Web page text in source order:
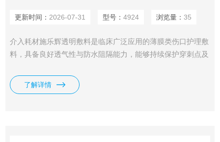
更新时间： 2026-07-31 型号： 4924 浏览量： 35
介入耗材施乐辉透明敷料是临床广泛应用的薄膜类伤口护理敷
料，具备良好透气性与防水阻隔能力，能够持续保护穿刺点及
针固定、浅表伤口防护。
了解详情